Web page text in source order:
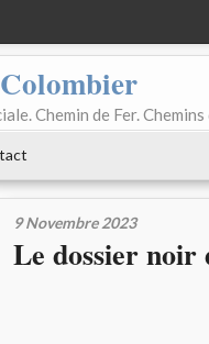
Chemin de Fer.
9 Novembre 2023
Le dossier noir